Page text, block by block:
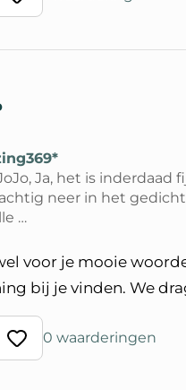
een reactie
Waardeer reactie
Ja, het is
neer in het
…
voor je mooie
bij je vinden. We
een reactie
Waardeer reactie
0 waarderingen